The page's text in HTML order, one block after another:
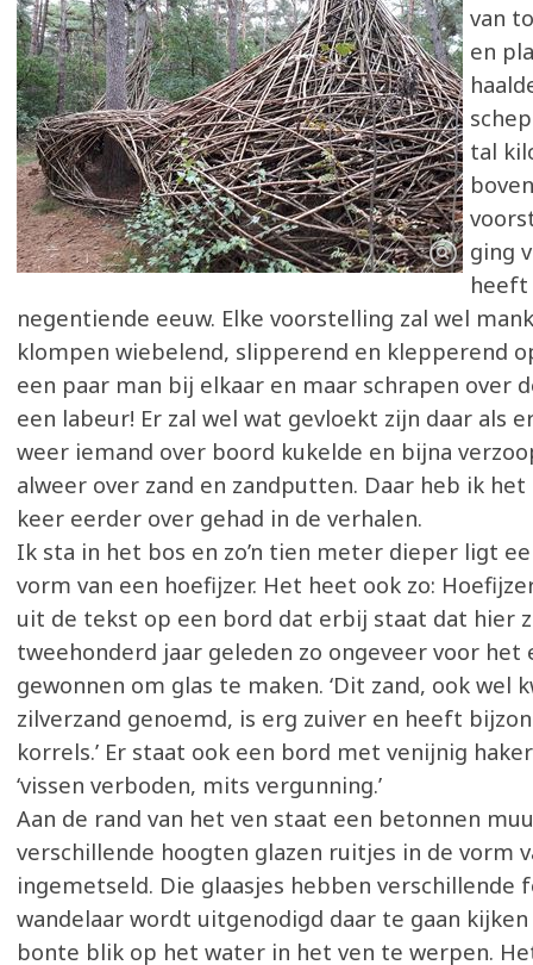
van
en
tal
ging
heeft
negentiende eeuw. Elke voorstelling zal wel
klompen wiebelend, slipperend en klepperend
een paar man bij elkaar en maar schrapen over
een labeur! Er zal wel wat gevloekt zijn daar als
weer iemand over boord kukelde en bijna
alweer over zand en zandputten. Daar heb ik het
keer eerder over gehad in de verhalen.
Ik sta in het bos en zo’n tien meter dieper ligt
vorm van een hoefijzer. Het heet ook zo:
uit de tekst op een bord dat erbij staat dat hier
tweehonderd jaar geleden zo ongeveer voor het
gewonnen om glas te maken. ‘Dit zand, ook wel
zilverzand genoemd, is erg zuiver en heeft
korrels.’ Er staat ook een bord met venijnig
‘vissen verboden, mits vergunning.’
Aan de rand van het ven staat een betonnen
verschillende hoogten glazen ruitjes in de vorm
ingemetseld. Die glaasjes hebben verschillende
wandelaar wordt uitgenodigd daar te gaan
bonte blik op het water in het ven te werpen.